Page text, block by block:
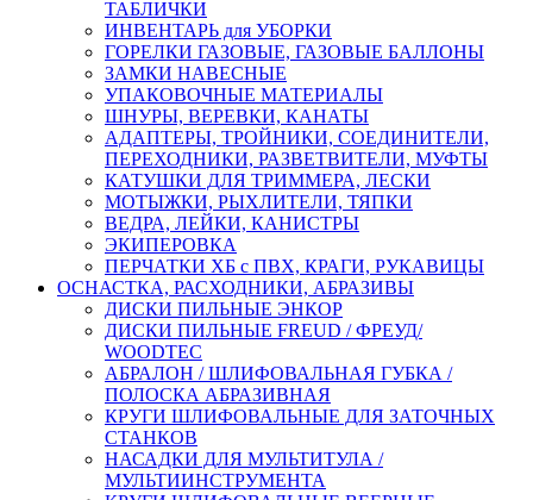
ТАБЛИЧКИ
ИНВЕНТАРЬ для УБОРКИ
ГОРЕЛКИ ГАЗОВЫЕ, ГАЗОВЫЕ БАЛЛОНЫ
ЗАМКИ НАВЕСНЫЕ
УПАКОВОЧНЫЕ МАТЕРИАЛЫ
ШНУРЫ, ВЕРЕВКИ, КАНАТЫ
АДАПТЕРЫ, ТРОЙНИКИ, СОЕДИНИТЕЛИ,
ПЕРЕХОДНИКИ, РАЗВЕТВИТЕЛИ, МУФТЫ
КАТУШКИ ДЛЯ ТРИММЕРА, ЛЕСКИ
МОТЫЖКИ, РЫХЛИТЕЛИ, ТЯПКИ
ВЕДРА, ЛЕЙКИ, КАНИСТРЫ
ЭКИПЕРОВКА
ПЕРЧАТКИ ХБ с ПВХ, КРАГИ, РУКАВИЦЫ
ОСНАСТКА, РАСХОДНИКИ, АБРАЗИВЫ
ДИСКИ ПИЛЬНЫЕ ЭНКОР
ДИСКИ ПИЛЬНЫЕ FREUD / ФРЕУД/
WOODTEC
АБРАЛОН / ШЛИФОВАЛЬНАЯ ГУБКА /
ПОЛОСКА АБРАЗИВНАЯ
КРУГИ ШЛИФОВАЛЬНЫЕ ДЛЯ ЗАТОЧНЫХ
СТАНКОВ
НАСАДКИ ДЛЯ МУЛЬТИТУЛА /
МУЛЬТИИНСТРУМЕНТА